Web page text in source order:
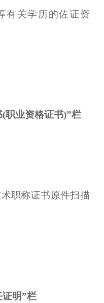
有关学历的佐证资
职业资格证书)”栏
职称证书原件扫描
证明”栏